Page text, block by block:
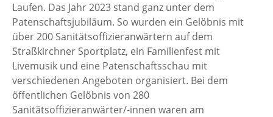
Laufen. Das Jahr 2023 stand ganz unter dem
Patenschaftsjubiläum. So wurden ein Gelöbnis mit
über 200 Sanitätsoffizieranwärtern auf dem
Straßkirchner Sportplatz, ein Familienfest mit
Livemusik und eine Patenschaftsschau mit
verschiedenen Angeboten organisiert. Bei dem
öffentlichen Gelöbnis von 280
Sanitätsoffizieranwärter/-innen waren am